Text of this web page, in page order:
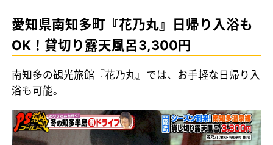
愛知県南知多町『花乃丸』日帰り入浴も
OK！貸切り露天風呂3,300円
南知多の観光旅館『花乃丸』では、お手軽な日帰り入
浴も可能。